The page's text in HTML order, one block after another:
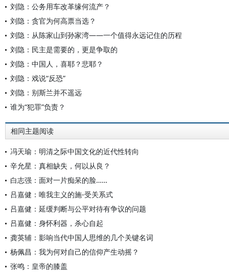
刘隐：公务用车改革缘何流产？
刘隐：贪官为何高票当选？
刘隐：从陈家山到孙家湾——一个值得永远记住的历程
刘隐：民主是需要的，更是争取的
刘隐：中国人，喜耶？悲耶？
刘隐：戏说“反恐”
刘隐：别斯兰并不遥远
谁为“犯罪”负责？
相同主题阅读
冯天瑜：明清之际中国文化的近代性转向
辛允星：真相缺失，何以从良？
白志强：面对一片痴呆的脸……
吕嘉健：唯我主义的施-受关系式
吕嘉健：延缓判断与公平对待有争议的问题
吕嘉健：身怀利器，杀心自起
龚英辅：影响当代中国人思维的几个关键名词
杨佩昌：我为何对自己的信仰产生动摇？
张鸣：皇帝的膝盖